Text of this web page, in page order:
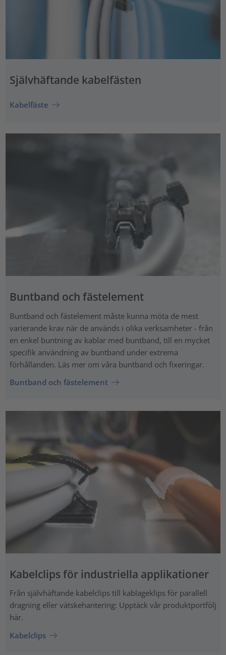
Självhäftande kabelfästen
Kabelfäste
Buntband och fästelement
Buntband och fästelement måste kunna möta de mest
varierande krav när de används i olika verksamheter - från
en enkel buntning av kablar med buntband, till en mycket
specifik användning av buntband under extrema
förhållanden. Läs mer om våra buntband och fixeringar.
Buntband och fästelement
Kabelclips för industriella applikationer
Från självhäftande kabelclips till kablageklips för parallell
dragning eller vätskehantering: Upptäck vår produktportfölj
här.
Kabelclips